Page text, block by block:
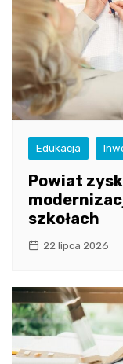
Edukacja
Powiat
szkołach
22 lipca 2026